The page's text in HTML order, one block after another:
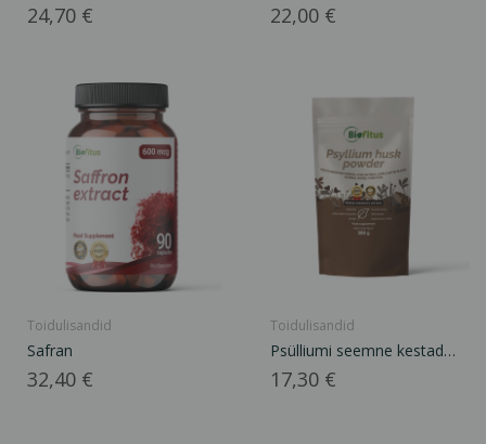
Hind
24,70 € Hind
22,00 €
Toidulisandid
Safran
Hind
32,40 €
Toidulisandid
Psülliumi seemne kestad
pulber
Hind
17,30 €